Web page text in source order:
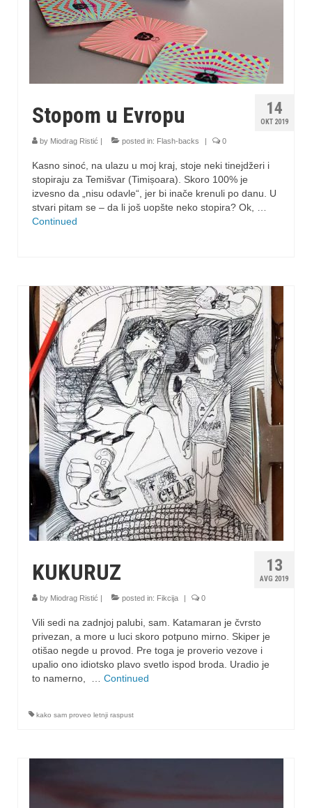
14
OKT 2019
Stopom u Evropu
by Miodrag Ristić posted in: Flash-backs 0
Kasno sinoć, na ulazu u moj kraj, stoje neki tinejdžeri i
stopiraju za Temišvar (Timișoara). Skoro 100% je
izvesno da „nisu odavle“, jer bi inače krenuli po danu. U
stvari pitam se – da li još uopšte neko stopira? Ok, …
Continued
13
AVG 2019
KUKURUZ
by Miodrag Ristić posted in: Fikcija 0
Vili sedi na zadnjoj palubi, sam. Katamaran je čvrsto
privezan, a more u luci skoro potpuno mirno. Skiper je
otišao negde u provod. Pre toga je proverio vezove i
upalio ono idiotsko plavo svetlo ispod broda. Uradio je
to namerno, … Continued
kako sam proveo letnji raspust